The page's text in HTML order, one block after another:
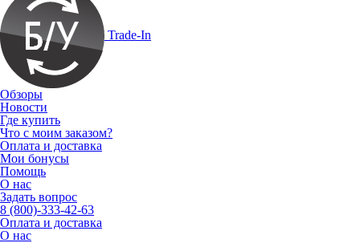
Trade-In
Обзоры
Новости
Где купить
Что с моим заказом?
Оплата и доставка
Мои бонусы
Помощь
О нас
Задать вопрос
8 (800)-333-42-63
Оплата и доставка
О нас